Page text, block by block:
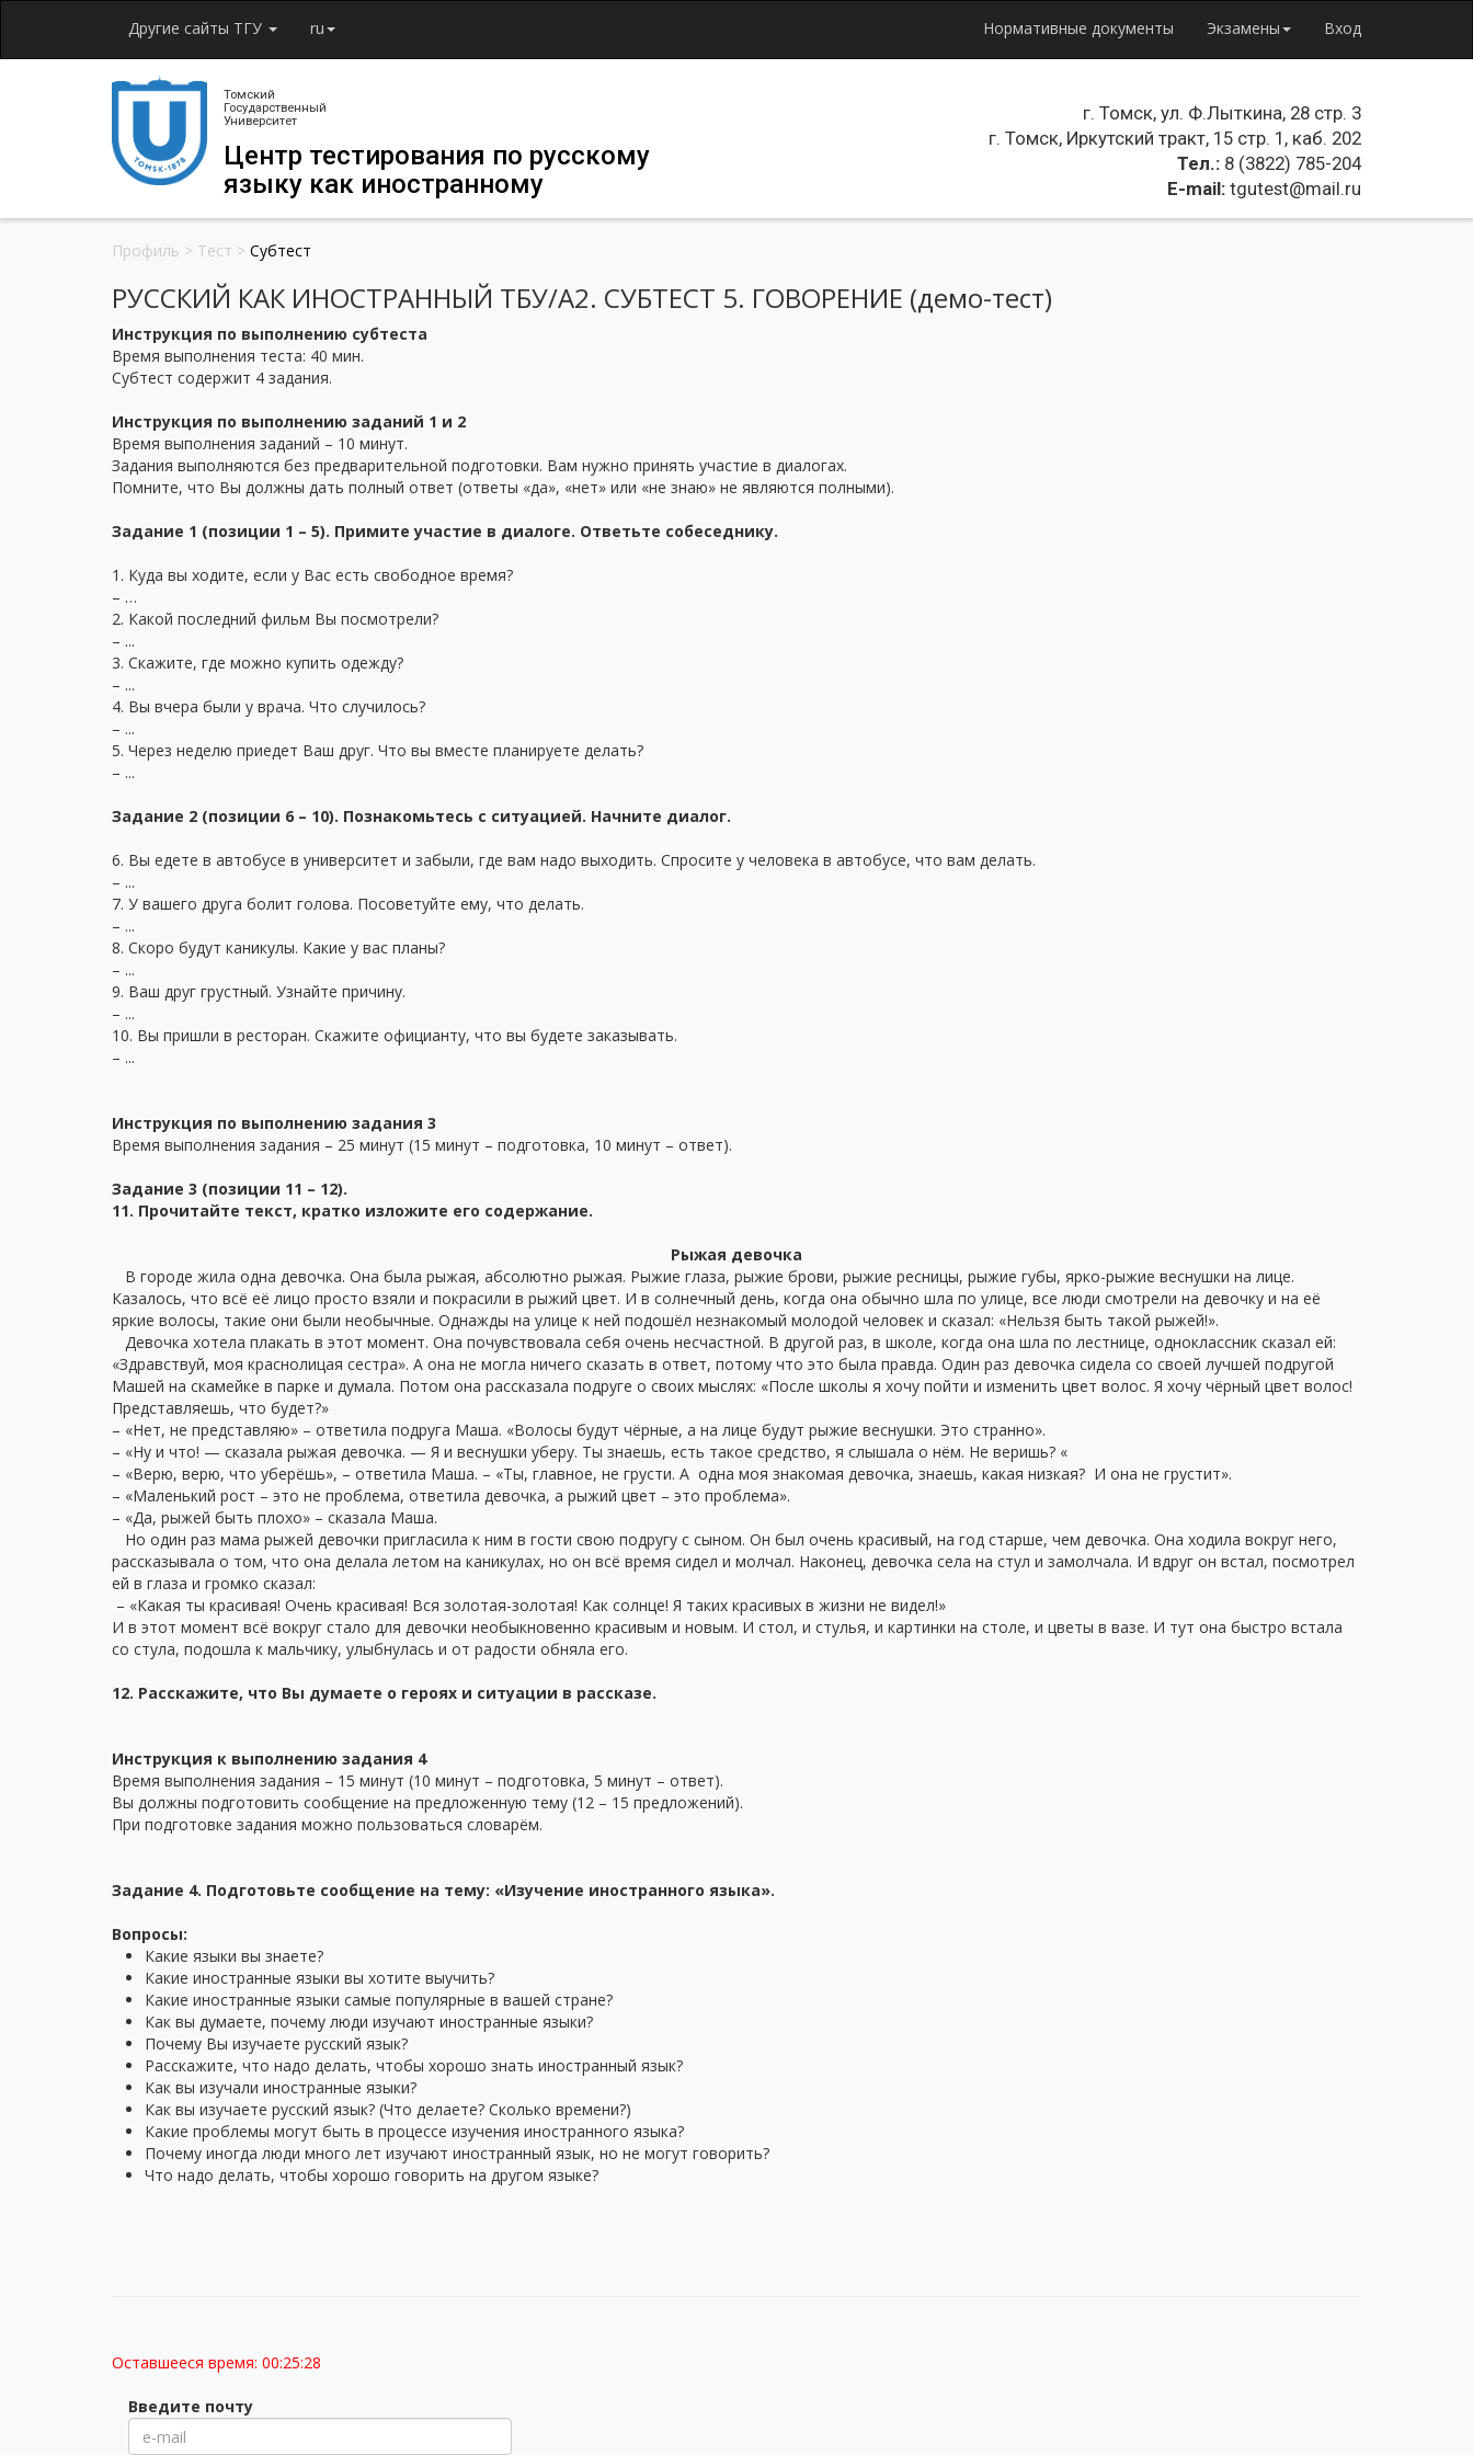
Другие сайты ТГУ ru Нормативные документы Экзамены Вход
Томский
Государственный
Университет
Центр тестирования по русскому
языку как иностранному
г. Томск, ул. Ф.Лыткина, 28 стр. 3
г. Томск, Иркутский тракт, 15 стр. 1, каб. 202
Тел.: 8 (3822) 785-204
E-mail: tgutest@mail.ru
Профиль > Тест > Субтест
РУССКИЙ КАК ИНОСТРАННЫЙ ТБУ/А2. СУБТЕСТ 5. ГОВОРЕНИЕ (демо-тест)
Инструкция по выполнению субтеста
Время выполнения теста: 40 мин.
Субтест содержит 4 задания.
Инструкция по выполнению заданий 1 и 2
Время выполнения заданий – 10 минут.
Задания выполняются без предварительной подготовки. Вам нужно принять участие в диалогах.
Помните, что Вы должны дать полный ответ (ответы «да», «нет» или «не знаю» не являются полными).
Задание 1 (позиции 1 – 5). Примите участие в диалоге. Ответьте собеседнику.
1. Куда вы ходите, если у Вас есть свободное время?
– …
2. Какой последний фильм Вы посмотрели?
– ...
3. Скажите, где можно купить одежду?
– ...
4. Вы вчера были у врача. Что случилось?
– ...
5. Через неделю приедет Ваш друг. Что вы вместе планируете делать?
– ...
Задание 2 (позиции 6 – 10). Познакомьтесь с ситуацией. Начните диалог.
6. Вы едете в автобусе в университет и забыли, где вам надо выходить. Спросите у человека в автобусе, что вам делать.
– ...
7. У вашего друга болит голова. Посоветуйте ему, что делать.
– ...
8. Скоро будут каникулы. Какие у вас планы?
– ...
9. Ваш друг грустный. Узнайте причину.
– ...
10. Вы пришли в ресторан. Скажите официанту, что вы будете заказывать.
– ...
Инструкция по выполнению задания 3
Время выполнения задания – 25 минут (15 минут – подготовка, 10 минут – ответ).
Задание 3 (позиции 11 – 12).
11. Прочитайте текст, кратко изложите его содержание.
Рыжая девочка
В городе жила одна девочка. Она была рыжая, абсолютно рыжая. Рыжие глаза, рыжие брови, рыжие ресницы, рыжие губы, ярко-рыжие веснушки на лице.
Казалось, что всё её лицо просто взяли и покрасили в рыжий цвет. И в солнечный день, когда она обычно шла по улице, все люди смотрели на девочку и на её
яркие волосы, такие они были необычные. Однажды на улице к ней подошёл незнакомый молодой человек и сказал: «Нельзя быть такой рыжей!».
Девочка хотела плакать в этот момент. Она почувствовала себя очень несчастной. В другой раз, в школе, когда она шла по лестнице, одноклассник сказал ей:
«Здравствуй, моя краснолицая сестра». А она не могла ничего сказать в ответ, потому что это была правда. Один раз девочка сидела со своей лучшей подругой
Машей на скамейке в парке и думала. Потом она рассказала подруге о своих мыслях: «После школы я хочу пойти и изменить цвет волос. Я хочу чёрный цвет волос!
Представляешь, что будет?»
– «Нет, не представляю» – ответила подруга Маша. «Волосы будут чёрные, а на лице будут рыжие веснушки. Это странно».
– «Ну и что! — сказала рыжая девочка. — Я и веснушки уберу. Ты знаешь, есть такое средство, я слышала о нём. Не веришь? «
– «Верю, верю, что уберёшь», – ответила Маша. – «Ты, главное, не грусти. А одна моя знакомая девочка, знаешь, какая низкая? И она не грустит».
– «Маленький рост – это не проблема, ответила девочка, а рыжий цвет – это проблема».
– «Да, рыжей быть плохо» – сказала Маша.
Но один раз мама рыжей девочки пригласила к ним в гости свою подругу с сыном. Он был очень красивый, на год старше, чем девочка. Она ходила вокруг него,
рассказывала о том, что она делала летом на каникулах, но он всё время сидел и молчал. Наконец, девочка села на стул и замолчала. И вдруг он встал, посмотрел
ей в глаза и громко сказал:
– «Какая ты красивая! Очень красивая! Вся золотая-золотая! Как солнце! Я таких красивых в жизни не видел!»
И в этот момент всё вокруг стало для девочки необыкновенно красивым и новым. И стол, и стулья, и картинки на столе, и цветы в вазе. И тут она быстро встала
со стула, подошла к мальчику, улыбнулась и от радости обняла его.
12. Расскажите, что Вы думаете о героях и ситуации в рассказе.
Инструкция к выполнению задания 4
Время выполнения задания – 15 минут (10 минут – подготовка, 5 минут – ответ).
Вы должны подготовить сообщение на предложенную тему (12 – 15 предложений).
При подготовке задания можно пользоваться словарём.
Задание 4. Подготовьте сообщение на тему: «Изучение иностранного языка».
Вопросы:
Какие языки вы знаете?
Какие иностранные языки вы хотите выучить?
Какие иностранные языки самые популярные в вашей стране?
Как вы думаете, почему люди изучают иностранные языки?
Почему Вы изучаете русский язык?
Расскажите, что надо делать, чтобы хорошо знать иностранный язык?
Как вы изучали иностранные языки?
Как вы изучаете русский язык? (Что делаете? Сколько времени?)
Какие проблемы могут быть в процессе изучения иностранного языка?
Почему иногда люди много лет изучают иностранный язык, но не могут говорить?
Что надо делать, чтобы хорошо говорить на другом языке?
Оставшееся время: 00:25:27
Введите почту